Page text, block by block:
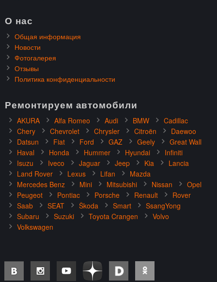
О нас
Общая информация
Новости
Фотогалерея
Отзывы
Политика конфиденциальности
Ремонтируем автомобили
AKURA Alfa Romeo Audi BMW
Cadillac
Chery
Chevrolet Chrysler Citroën
Daewoo
Datsun
Fiat Ford GAZ Geely
Great Wall
Haval
Honda Hummer Hyundai
Infiniti
Isuzu
Iveco Jaguar Jeep Kia
Lancia
Land Rover
Lexus Lifan
Mazda
Mercedes Benz
Mini Mitsubishi Nissan
Opel
Peugeot
Pontiac Porsche Renault
Rover
Saab
SEAT Škoda Smart
SsangYong
Subaru
Suzuki Toyota Crangen
Volvo
Volkswagen